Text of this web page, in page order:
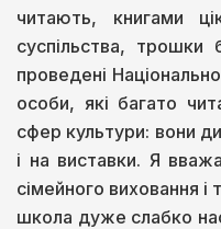
читають, книгами
суспільства,
проведені
особи, які багато
сфер культури: вони
і на виставки. Я
сімейного виховання
школа дуже слабко